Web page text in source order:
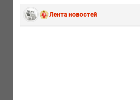
Лента новостей